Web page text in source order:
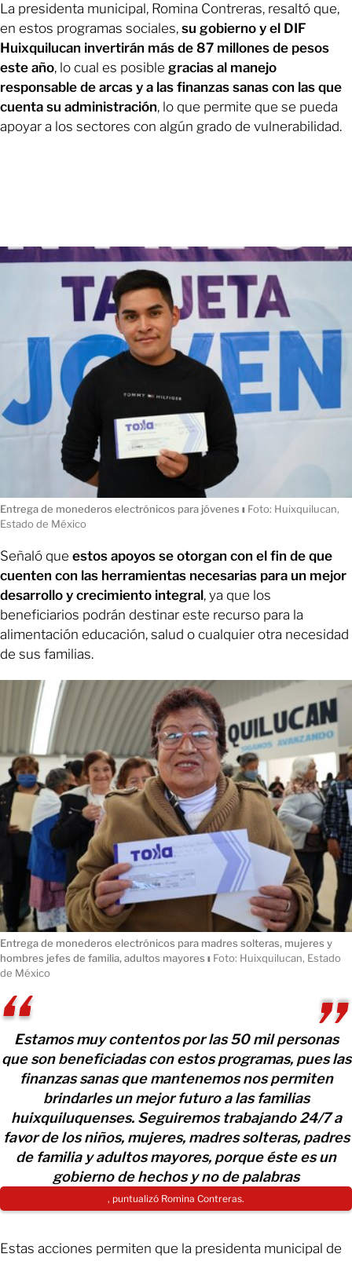
La presidenta municipal, Romina Contreras, resaltó que,
en estos programas sociales, su gobierno y el DIF
Huixquilucan invertirán más de 87 millones de pesos
este año, lo cual es posible gracias al manejo
responsable de arcas y a las finanzas sanas con las que
cuenta su administración, lo que permite que se pueda
apoyar a los sectores con algún grado de vulnerabilidad.
Entrega de monederos electrónicos para jóvenes ı Foto: Huixquilucan,
Estado de México
Señaló que estos apoyos se otorgan con el fin de que
cuenten con las herramientas necesarias para un mejor
desarrollo y crecimiento integral, ya que los
beneficiarios podrán destinar este recurso para la
alimentación educación, salud o cualquier otra necesidad
de sus familias.
Entrega de monederos electrónicos para madres solteras, mujeres y
hombres jefes de familia, adultos mayores ı Foto: Huixquilucan, Estado
de México
Estamos muy contentos por las 50 mil personas
que son beneficiadas con estos programas, pues las
finanzas sanas que mantenemos nos permiten
brindarles un mejor futuro a las familias
huixquiluquenses. Seguiremos trabajando 24/7 a
favor de los niños, mujeres, madres solteras, padres
de familia y adultos mayores, porque éste es un
gobierno de hechos y no de palabras
, puntualizó Romina Contreras.
Estas acciones permiten que la presidenta municipal de